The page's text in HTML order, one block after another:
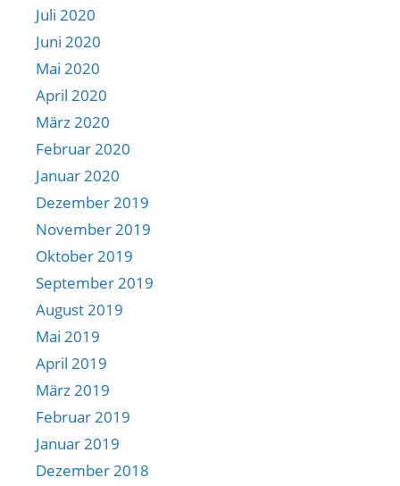
Juli 2020
Juni 2020
Mai 2020
April 2020
März 2020
Februar 2020
Januar 2020
Dezember 2019
November 2019
Oktober 2019
September 2019
August 2019
Mai 2019
April 2019
März 2019
Februar 2019
Januar 2019
Dezember 2018